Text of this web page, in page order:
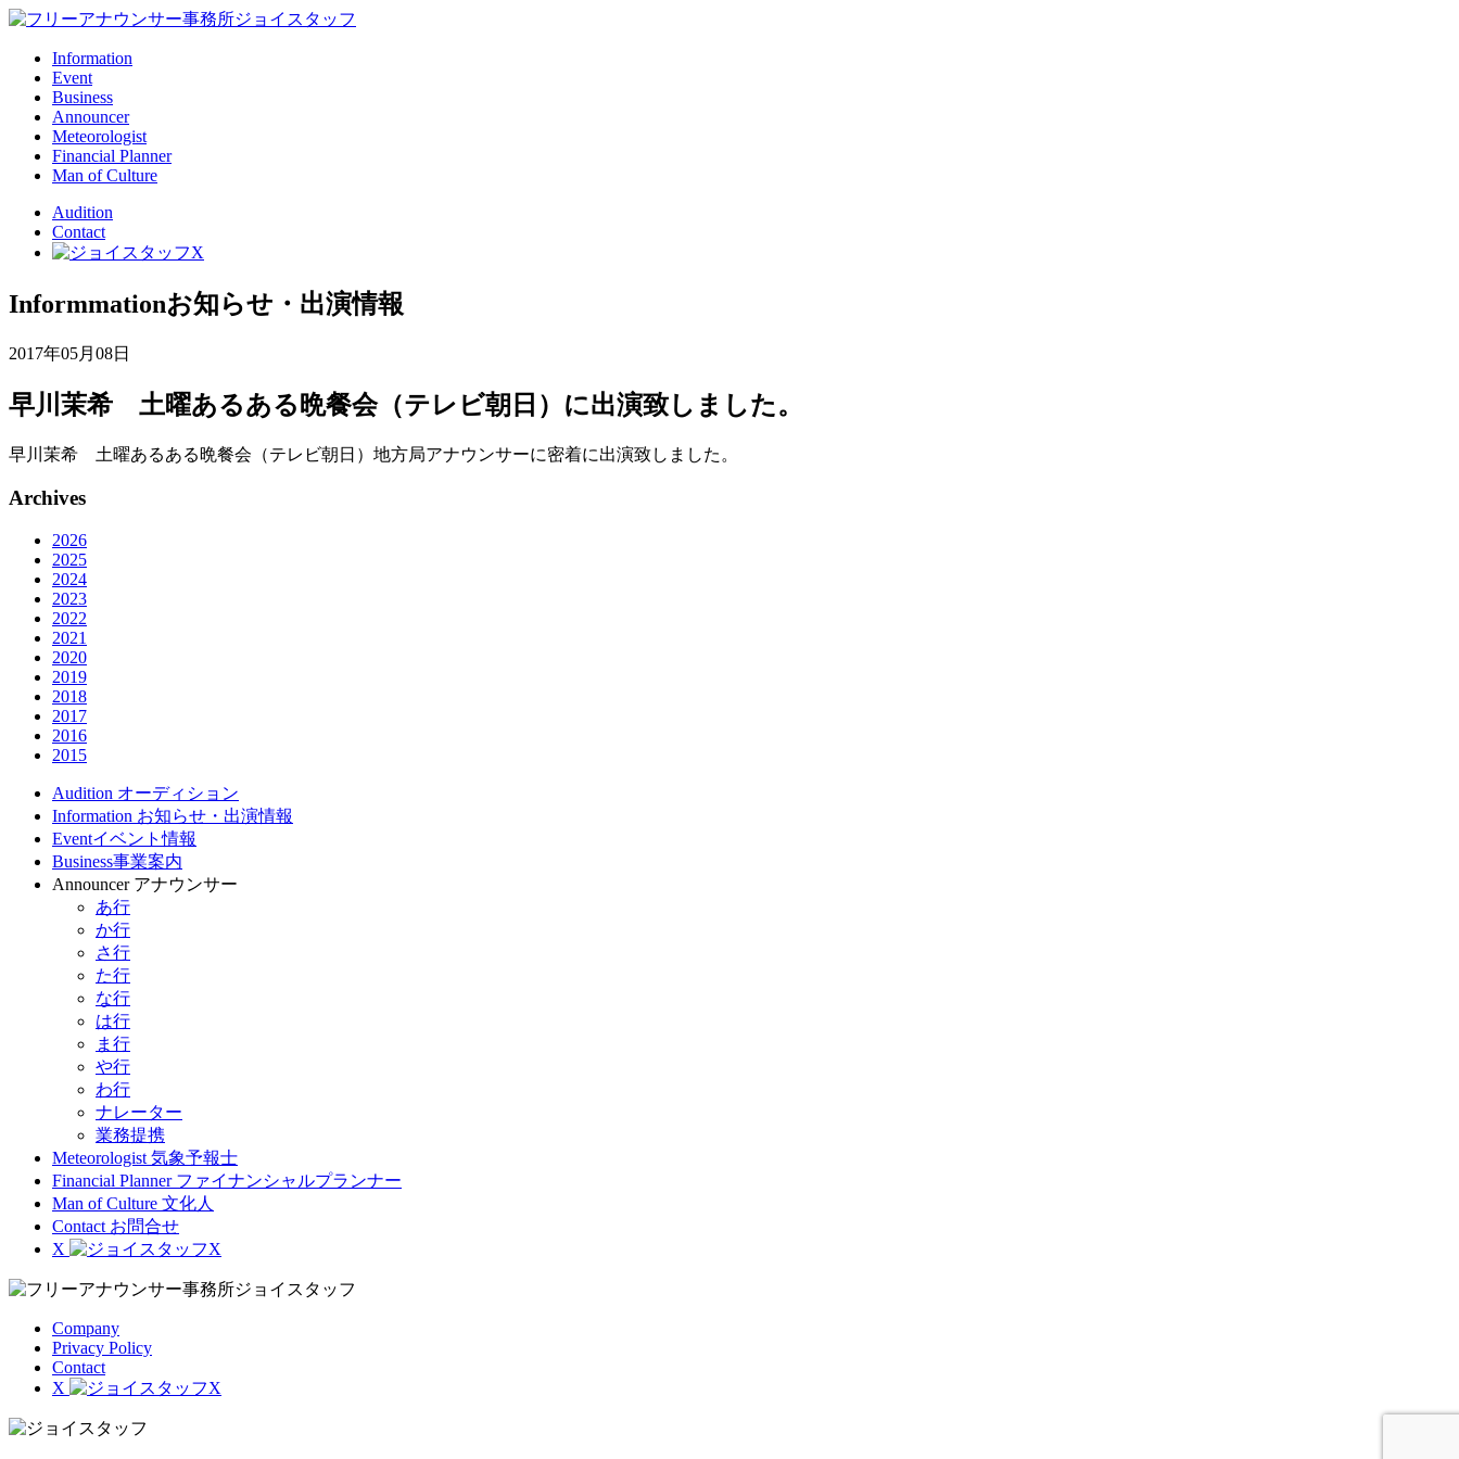
Information
Event
Business
Announcer
Meteorologist
Financial Planner
Man of Culture
Audition
Contact
Informmationお知らせ・出演情報
2017年05月08日
早川茉希 土曜あるある晩餐会（テレビ朝日）に出演致しました。
早川茉希 土曜あるある晩餐会（テレビ朝日）地方局アナウンサーに密着に出演致しました。
Archives
2026
2025
2024
2023
2022
2021
2020
2019
2018
2017
2016
2015
Audition オーディション
Information お知らせ・出演情報
Eventイベント情報
Business事業案内
Announcer アナウンサー
あ行
か行
さ行
た行
な行
は行
ま行
や行
わ行
ナレーター
業務提携
Meteorologist 気象予報士
Financial Planner ファイナンシャルプランナー
Man of Culture 文化人
Contact お問合せ
X
Company
Privacy Policy
Contact
X